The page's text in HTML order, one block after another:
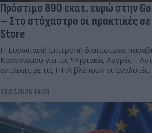
Πρόστιμο 890 εκατ. ευρώ στην
– Στο στόχαστρο οι πρακτικές
Store
Η Ευρωπαϊκή Επιτροπή διαπίστωσε
Κανονισμού για τις Ψηφιακές Αγορές –
εντάσεις με τις ΗΠΑ βλέπουν οι αναλυτές.
23.07.2026 14:23